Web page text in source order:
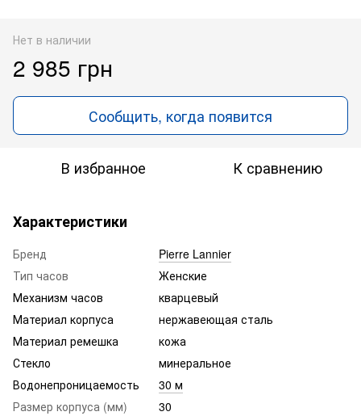
Нет в наличии
2 985 грн
Сообщить, когда появится
В избранное К сравнению
Характеристики
Бренд
Pierre Lannier
Тип часов
Женские
Механизм часов
кварцевый
Материал корпуса
нержавеющая сталь
Материал ремешка
кожа
Стекло
минеральное
Водонепроницаемость
30 м
Размер корпуса (мм)
30